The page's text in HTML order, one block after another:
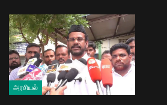
அரசியல்